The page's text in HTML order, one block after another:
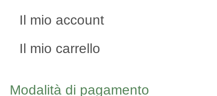
Il mio account
Il mio carrello
Modalità di pagamento